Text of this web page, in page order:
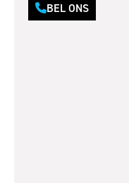
BEL ONS